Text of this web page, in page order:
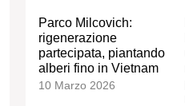
Parco Milcovich:
rigenerazione
partecipata, piantando
alberi fino in Vietnam
10 Marzo 2026